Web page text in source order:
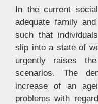
In the current
adequate family
such that
slip into a state of
urgently raises
scenarios. The
increase of an
problems with